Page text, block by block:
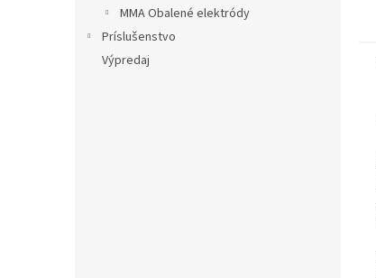
MMA Obalené elektródy
Príslušenstvo
Výpredaj